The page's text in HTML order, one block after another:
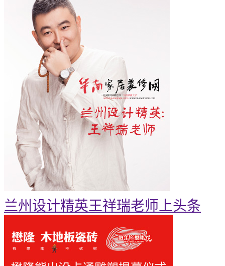
兰州设计精英王祥瑞老师上头条